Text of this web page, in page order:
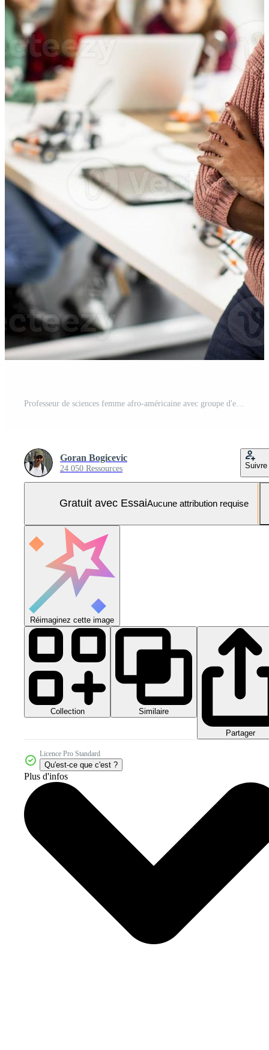
Goran Bogicevic
24 050 Ressources Suivre
Gratuit avec EssaiAucune attribution requise
Réimaginez cette image
Collection Similaire
Partager
Licence Pro Standard
Qu'est-ce que c'est ?
Plus d'infos